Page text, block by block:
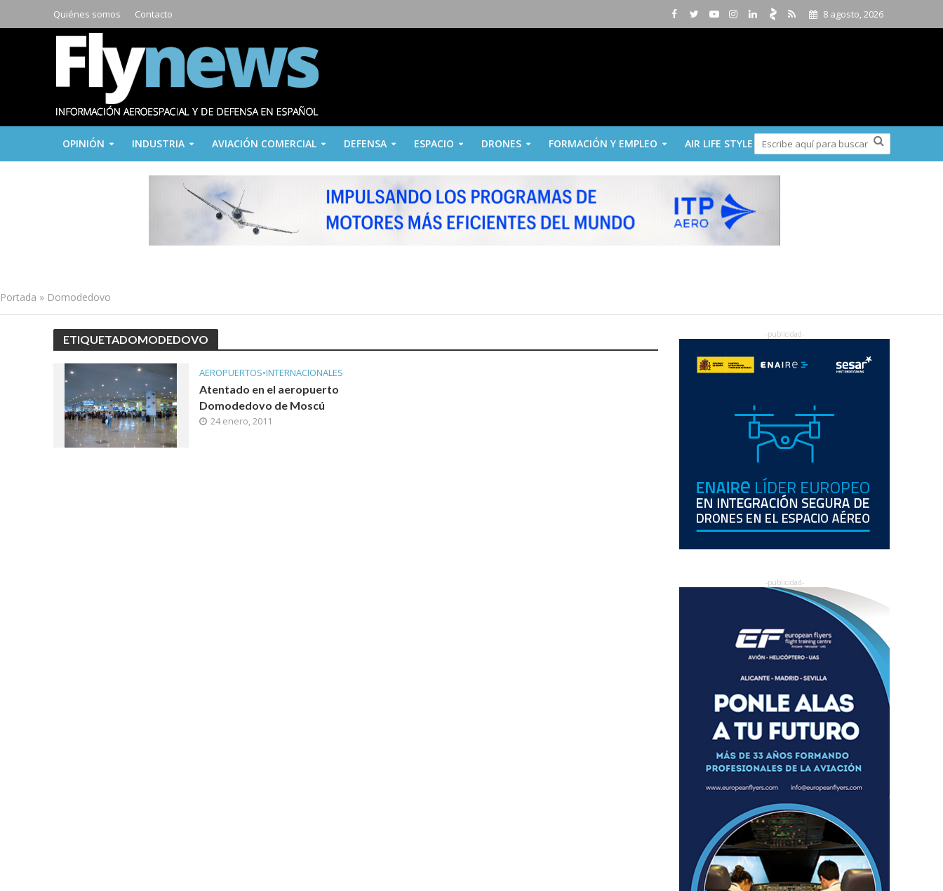
Quiénes somos Contacto 8 agosto, 2026
OPINIÓN INDUSTRIA AVIACIÓN COMERCIAL DEFENSA ESPACIO DRONES FORMACIÓN Y EMPLEO AIR LIFE STYLE
Portada » Domodedovo
ETIQUETADOMODEDOVO
AEROPUERTOS•INTERNACIONALES
Atentado en el aeropuerto
Domodedovo de Moscú
24 enero, 2011